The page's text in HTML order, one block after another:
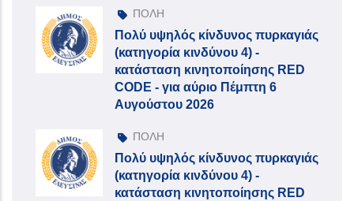
ΠΟΛΗ
Πολύ υψηλός κίνδυνος πυρκαγιάς
(κατηγορία κινδύνου 4) -
κατάσταση κινητοποίησης RED
CODE - για αύριο Πέμπτη 6
Αυγούστου 2026
ΠΟΛΗ
Πολύ υψηλός κίνδυνος πυρκαγιάς
(κατηγορία κινδύνου 4) -
κατάσταση κινητοποίησης RED